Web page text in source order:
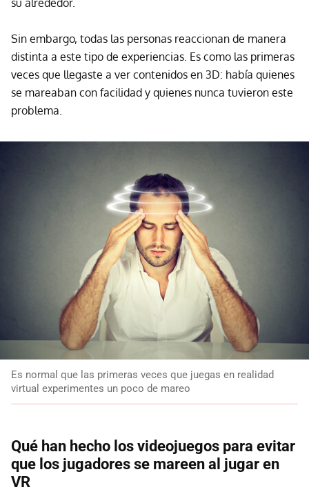
Sin embargo, todas las personas reaccionan de manera
distinta a este tipo de experiencias. Es como las primeras
veces que llegaste a ver contenidos en 3D: había quienes
se mareaban con facilidad y quienes nunca tuvieron este
problema.
Es normal que las primeras veces que juegas en realidad
virtual experimentes un poco de mareo
Qué han hecho los videojuegos para evitar
que los jugadores se mareen al jugar en
VR